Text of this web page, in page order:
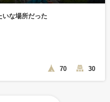
いな場所だった
70 30